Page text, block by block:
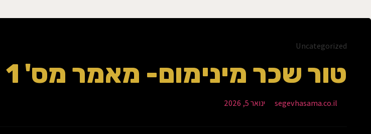
שגב השמה ושיווק נדל"ן
Uncategorized
טור שכר מינימום- מאמר מס' 1
segevhasama.co.il ינואר 5, 2026